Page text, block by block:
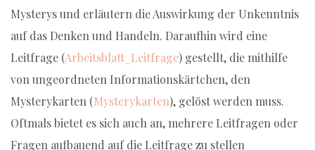
Mysterys und erläutern die Auswirkung der Unkenntnis
auf das Denken und Handeln. Daraufhin wird eine
Leitfrage (Arbeitsblatt_Leitfrage) gestellt, die mithilfe
von ungeordneten Informationskärtchen, den
Mysterykarten (Mysterykarten), gelöst werden muss.
Oftmals bietet es sich auch an, mehrere Leitfragen oder
Fragen aufbauend auf die Leitfrage zu stellen